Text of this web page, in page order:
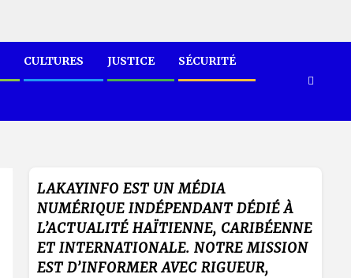
CULTURES JUSTICE SÉCURITÉ
LAKAYINFO EST UN MÉDIA
NUMÉRIQUE INDÉPENDANT DÉDIÉ À
L’ACTUALITÉ HAÏTIENNE, CARIBÉENNE
ET INTERNATIONALE. NOTRE MISSION
EST D’INFORMER AVEC RIGUEUR,